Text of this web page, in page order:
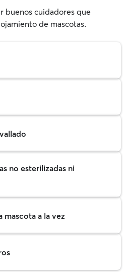
buenos cuidadores que
de mascotas.
no esterilizadas ni
mascota a la vez